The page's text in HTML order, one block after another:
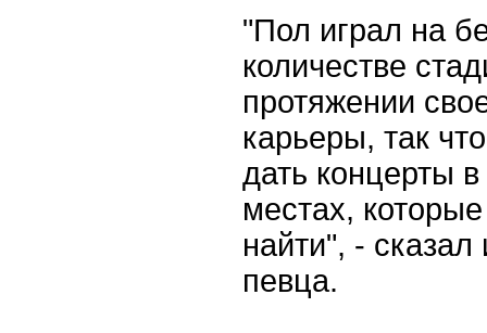
"Пол играл на
количестве
протяжении
карьеры, так
дать концерты
местах,
найти", - сказал
певца.